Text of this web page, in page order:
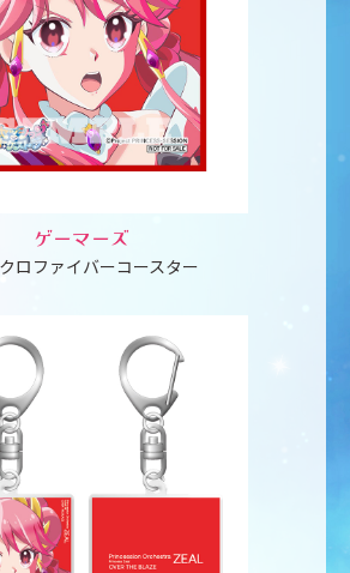
ゲーマーズ
ロファイバーコースター